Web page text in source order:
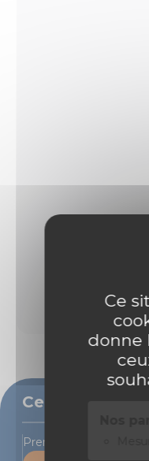
Ce
donne
Ce bien vous
Prenons rendez-vous